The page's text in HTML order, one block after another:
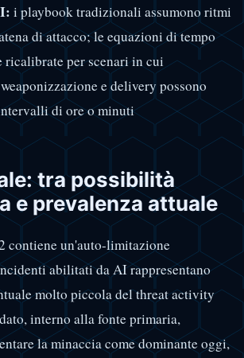
i playbook tradizionali assumono ritmi
di attacco; le equazioni di tempo
ricalibrate per scenari in cui
e delivery possono
di ore o minuti
tra possibilità
e prevalenza attuale
contiene un'auto-limitazione
abilitati da AI rappresentano
molto piccola del threat activity
interno alla fonte primaria,
la minaccia come dominante oggi,